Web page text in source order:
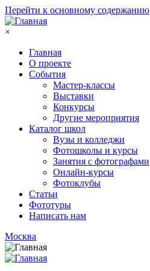
Перейти к основному содержанию
×
Главная
О проекте
События
Мастер-классы
Выставки
Конкурсы
Другие мероприятия
Каталог школ
Вузы и колледжи
Фотошколы и курсы
Занятия с фотографами
Онлайн-курсы
Фотоклубы
Статьи
Фототуры
Написать нам
Москва